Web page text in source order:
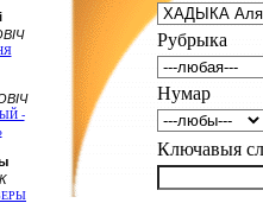
-
Рубрыка
Нумар
Ключавыя